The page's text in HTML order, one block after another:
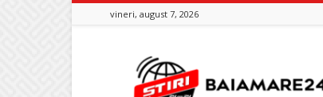
vineri, august 7, 2026
Baia
Mare
24